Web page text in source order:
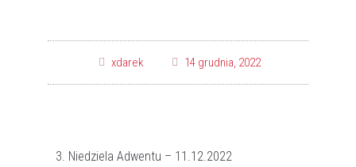
xdarek 14 grudnia, 2022
3. Niedziela Adwentu – 11.12.2022